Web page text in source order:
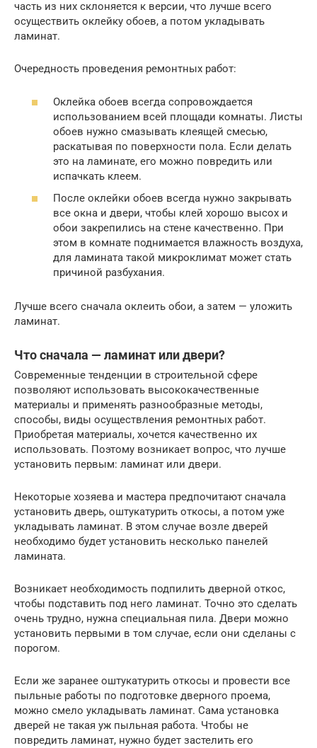
часть из них склоняется к версии, что лучше всего
осуществить оклейку обоев, а потом укладывать
ламинат.
Очередность проведения ремонтных работ:
Оклейка обоев всегда сопровождается
использованием всей площади комнаты. Листы
обоев нужно смазывать клеящей смесью,
раскатывая по поверхности пола. Если делать
это на ламинате, его можно повредить или
испачкать клеем.
После оклейки обоев всегда нужно закрывать
все окна и двери, чтобы клей хорошо высох и
обои закрепились на стене качественно. При
этом в комнате поднимается влажность воздуха,
для ламината такой микроклимат может стать
причиной разбухания.
Лучше всего сначала оклеить обои, а затем — уложить
ламинат.
Что сначала — ламинат или двери?
Современные тенденции в строительной сфере
позволяют использовать высококачественные
материалы и применять разнообразные методы,
способы, виды осуществления ремонтных работ.
Приобретая материалы, хочется качественно их
использовать. Поэтому возникает вопрос, что лучше
установить первым: ламинат или двери.
Некоторые хозяева и мастера предпочитают сначала
установить дверь, оштукатурить откосы, а потом уже
укладывать ламинат. В этом случае возле дверей
необходимо будет установить несколько панелей
ламината.
Возникает необходимость подпилить дверной откос,
чтобы подставить под него ламинат. Точно это сделать
очень трудно, нужна специальная пила. Двери можно
установить первыми в том случае, если они сделаны с
порогом.
Если же заранее оштукатурить откосы и провести все
пыльные работы по подготовке дверного проема,
можно смело укладывать ламинат. Сама установка
дверей не такая уж пыльная работа. Чтобы не
повредить ламинат, нужно будет застелить его